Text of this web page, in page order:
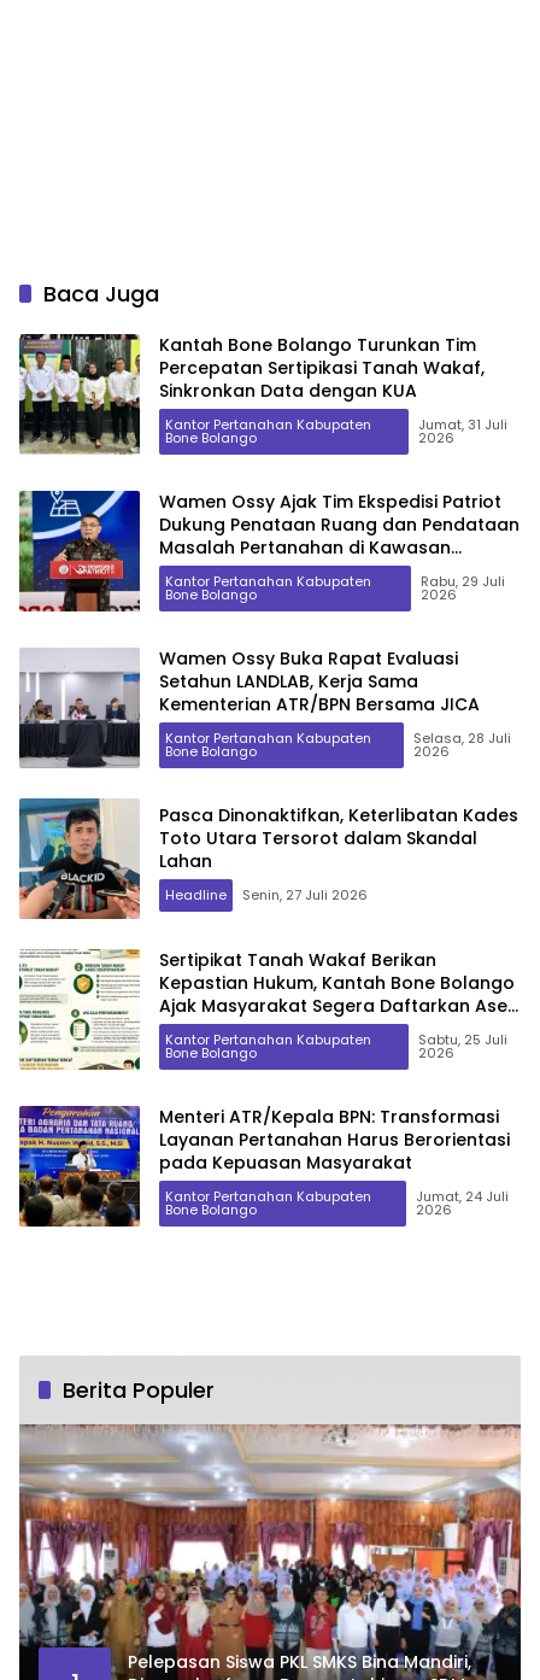
Baca Juga
Kantah Bone Bolango Turunkan Tim
Percepatan Sertipikasi Tanah Wakaf,
Sinkronkan Data dengan KUA
Kantor Pertanahan Kabupaten
Bone Bolango
Jumat, 31 Juli
2026
Wamen Ossy Ajak Tim Ekspedisi Patriot
Dukung Penataan Ruang dan Pendataan
Masalah Pertanahan di Kawasan
Transmigrasi
Kantor Pertanahan Kabupaten
Bone Bolango
Rabu, 29 Juli
2026
Wamen Ossy Buka Rapat Evaluasi
Setahun LANDLAB, Kerja Sama
Kementerian ATR/BPN Bersama JICA
Kantor Pertanahan Kabupaten
Bone Bolango
Selasa, 28 Juli
2026
Pasca Dinonaktifkan, Keterlibatan Kades
Toto Utara Tersorot dalam Skandal
Lahan
Headline Senin, 27 Juli 2026
Sertipikat Tanah Wakaf Berikan
Kepastian Hukum, Kantah Bone Bolango
Ajak Masyarakat Segera Daftarkan Aset
Wakaf
Kantor Pertanahan Kabupaten
Bone Bolango
Sabtu, 25 Juli
2026
Menteri ATR/Kepala BPN: Transformasi
Layanan Pertanahan Harus Berorientasi
pada Kepuasan Masyarakat
Kantor Pertanahan Kabupaten
Bone Bolango
Jumat, 24 Juli
2026
Berita Populer
Pelepasan Siswa PKL SMKS Bina Mandiri,